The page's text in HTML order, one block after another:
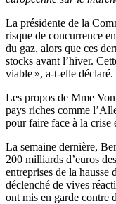
La présidente de la
risque de concurrence
du gaz, alors que ces
stocks avant l’hiver.
viable », a-t-elle déclaré.
Les propos de Mme
pays riches comme
pour faire face à la crise
La semaine dernière,
200 milliards d’euros
entreprises de la hausse
déclenché de vives
ont mis en garde contre